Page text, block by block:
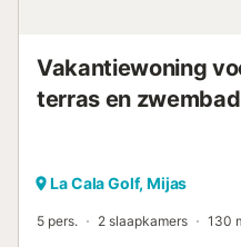
Vakantiewoning
terras en zwembad
La Cala Golf, Mijas
5 pers. 2 slaapkamers 130